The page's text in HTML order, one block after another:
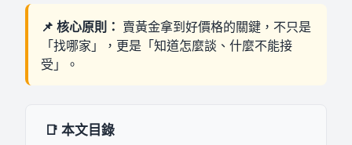
📌 核心原則： 賣黃金拿到好價格的關鍵，不只是
「找哪家」，更是「知道怎麼談、什麼不能接
受」。
📑 本文目錄